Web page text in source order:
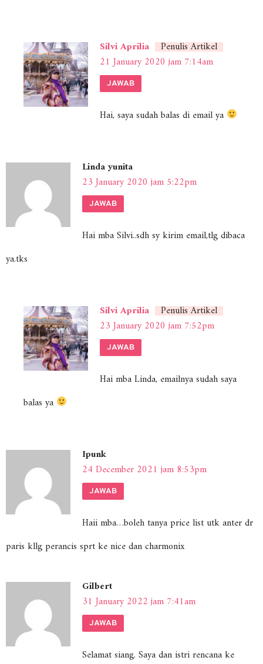
Silvi Aprilia
Penulis Artikel
21 January 2020 jam 7:14am
JAWAB
Hai, saya sudah balas di email ya
Linda yunita
23 January 2020 jam 5:22pm
JAWAB
Hai mba Silvi..sdh sy kirim email,tlg dibaca
ya.tks
Silvi Aprilia
Penulis Artikel
23 January 2020 jam 7:52pm
JAWAB
Hai mba Linda, emailnya sudah saya
balas ya
Ipunk
24 December 2021 jam 8:53pm
JAWAB
Haii mba…boleh tanya price list utk anter dr
paris kllg perancis sprt ke nice dan charmonix
Gilbert
31 January 2022 jam 7:41am
JAWAB
Selamat siang. Saya dan istri rencana ke